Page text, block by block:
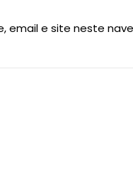
email e site neste